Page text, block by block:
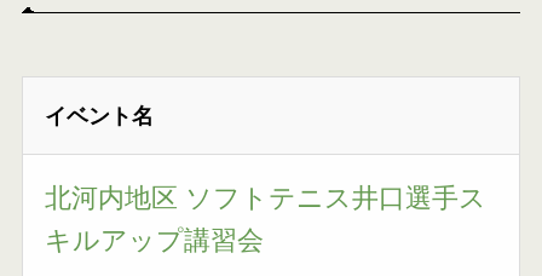
イベント名
北河内地区 ソフトテニス井口選手ス
キルアップ講習会